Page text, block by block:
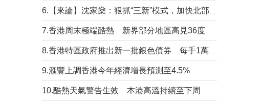
7.香港周末極端酷熱 新界部分地區高見36度
9.滙豐上調香港今年經濟增長預測至4.5%
10.酷熱天氣警告生效 本港高溫持續至下周